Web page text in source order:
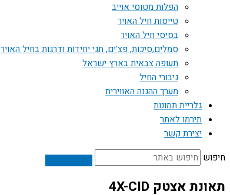
הפלות מטוסי אוייב
טייסות חיל האויר
בסיסי חיל האויר
סמלים,סיכות, פצ'ים, תגי יחידות ודרגות בחיל האויר
תעופה צבאית בארץ ישראל
גיבורי החיל
מערך ההגנה האווירית
גלריית תמונות
תירמו לאתר
יצירת קשר
חיפוש
תאונת אצטק 4X-CID